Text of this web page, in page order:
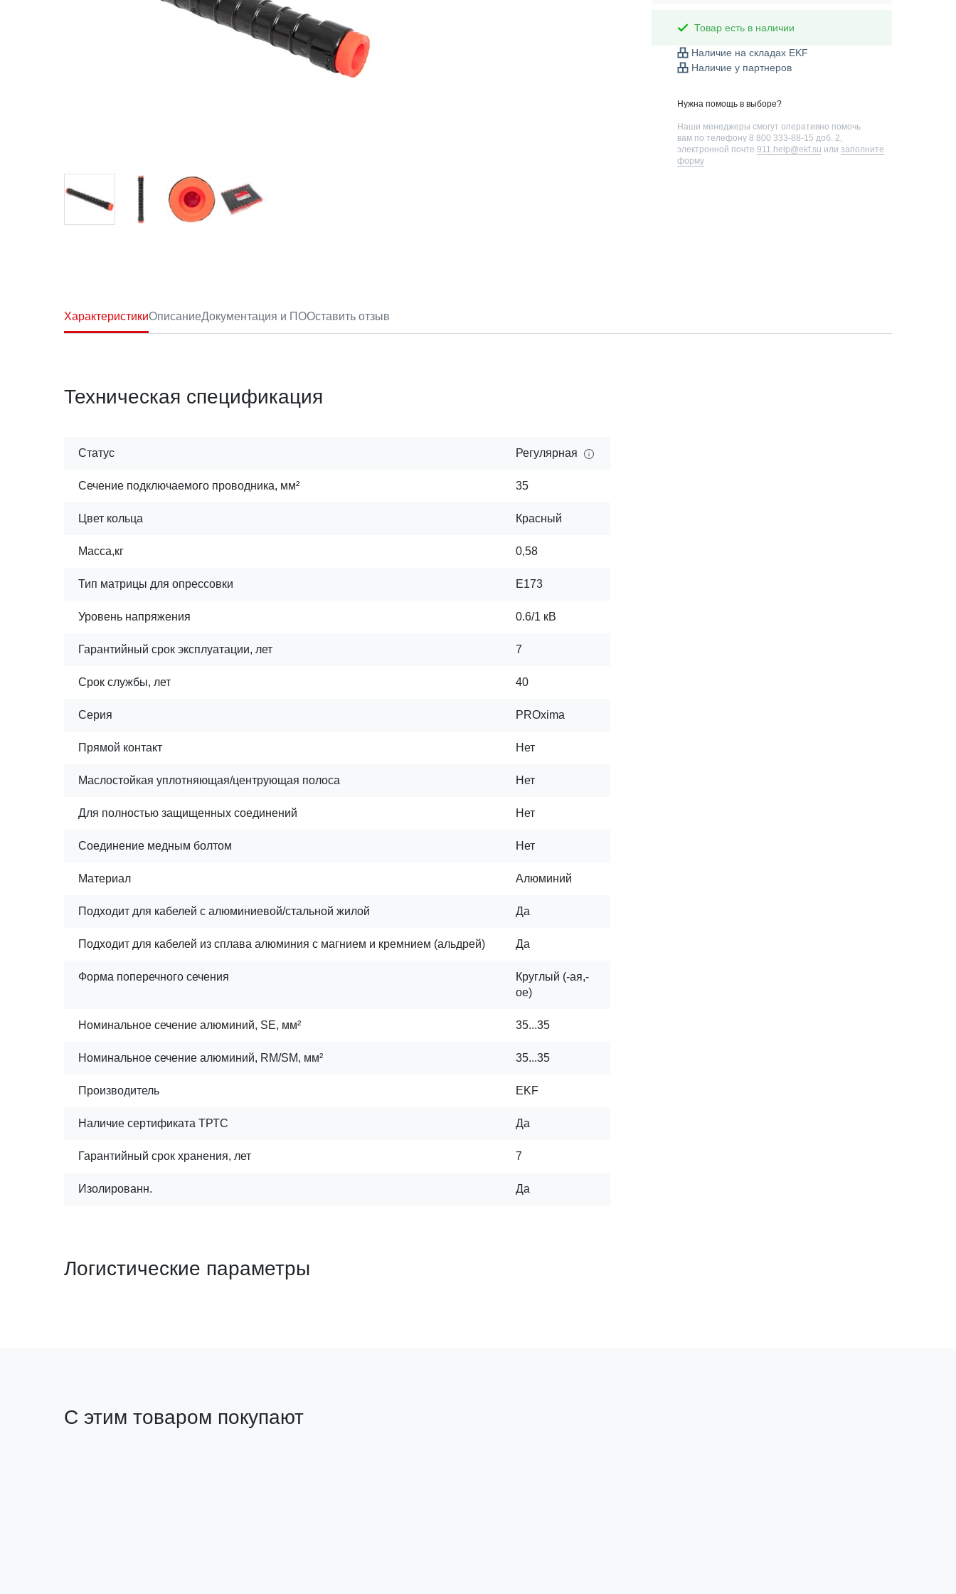
Товар есть в наличии
Наличие на складах EKF
Наличие у партнеров
Нужна помощь в выборе?
Наши менеджеры смогут оперативно помочь
вам по телефону 8 800 333-88-15 доб. 2
электронной почте 911.help@ekf.su или заполните
форму
ХарактеристикиОписаниеДокументация и ПООставить отзыв
Техническая спецификация
Статус Регулярная
Сечение подключаемого проводника, мм² 35
Цвет кольца Красный
Масса,кг 0,58
Тип матрицы для опрессовки Е173
Уровень напряжения 0.6/1 кВ
Гарантийный срок эксплуатации, лет 7
Срок службы, лет 40
Серия PROxima
Прямой контакт Нет
Маслостойкая уплотняющая/центрующая полоса Нет
Для полностью защищенных соединений Нет
Соединение медным болтом Нет
Материал Алюминий
Подходит для кабелей с алюминиевой/стальной жилой Да
Подходит для кабелей из сплава алюминия с магнием и кремнием (альдрей) Да
Форма поперечного сечения
Круглый (-ая,-
ое)
Номинальное сечение алюминий, SE, мм² 35...35
Номинальное сечение алюминий, RМ/SM, мм² 35...35
Производитель EKF
Наличие сертификата ТРТС Да
Гарантийный срок хранения, лет 7
Изолированн. Да
Логистические параметры
С этим товаром покупают